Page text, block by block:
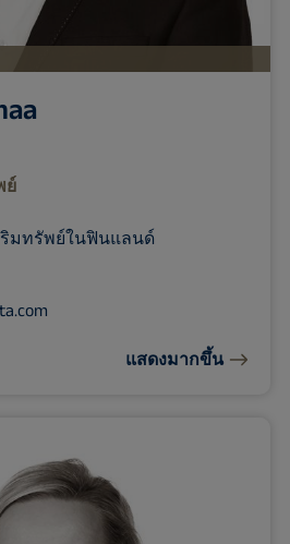
ย์
มทรัพย์ในฟินแลนด์
แสดงมากขึ้น